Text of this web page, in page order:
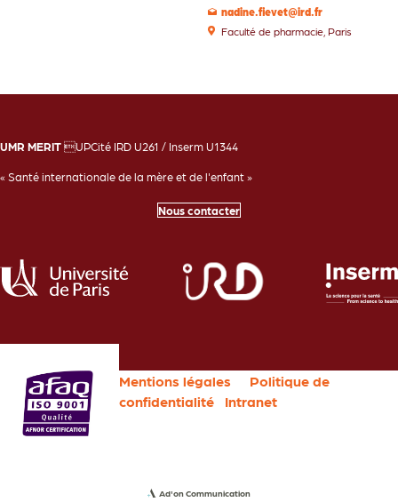
nadine.fievet@ird.fr
Faculté de pharmacie, Paris
UMR MERIT UPCité IRD U261 / Inserm U1344
« Santé internationale de la mère et de l'enfant »
Nous contacter
Mentions légales
Politique de
confidentialité
Intranet
Ad'on Communication